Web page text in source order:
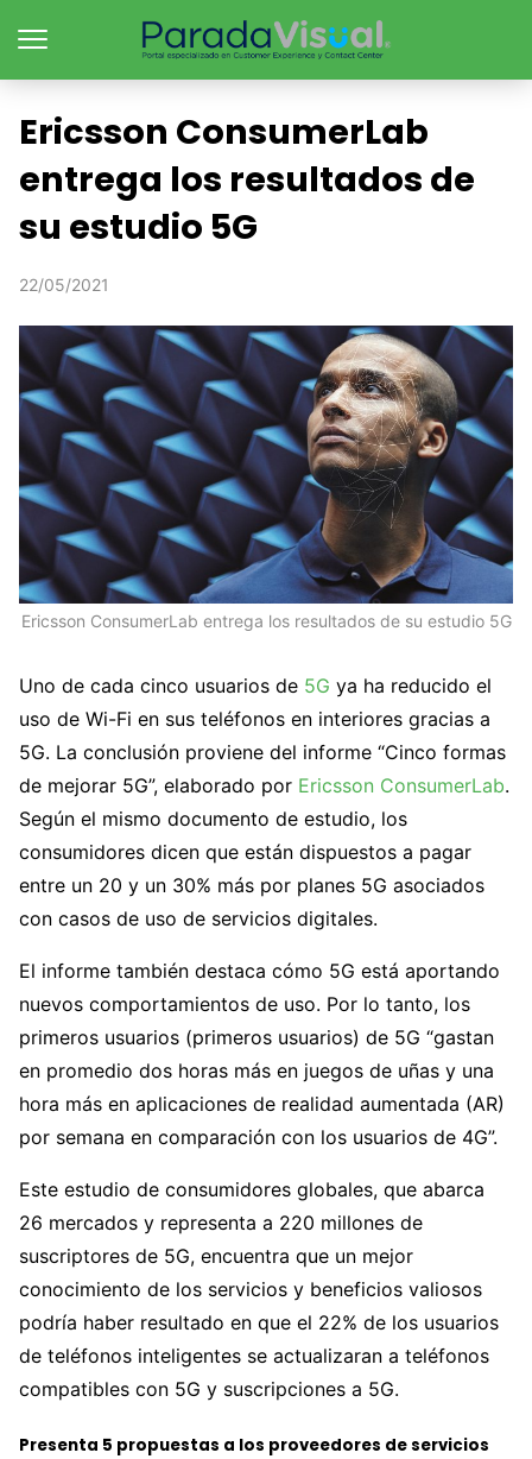
Ericsson ConsumerLab
entrega los resultados de
su estudio 5G
22/05/2021
Ericsson ConsumerLab entrega los resultados de su estudio 5G
Uno de cada cinco usuarios de 5G ya ha reducido el
uso de Wi-Fi en sus teléfonos en interiores gracias a
5G. La conclusión proviene del informe “Cinco formas
de mejorar 5G”, elaborado por Ericsson ConsumerLab.
Según el mismo documento de estudio, los
consumidores dicen que están dispuestos a pagar
entre un 20 y un 30% más por planes 5G asociados
con casos de uso de servicios digitales.
El informe también destaca cómo 5G está aportando
nuevos comportamientos de uso. Por lo tanto, los
primeros usuarios (primeros usuarios) de 5G “gastan
en promedio dos horas más en juegos de uñas y una
hora más en aplicaciones de realidad aumentada (AR)
por semana en comparación con los usuarios de 4G”.
Este estudio de consumidores globales, que abarca
26 mercados y representa a 220 millones de
suscriptores de 5G, encuentra que un mejor
conocimiento de los servicios y beneficios valiosos
podría haber resultado en que el 22% de los usuarios
de teléfonos inteligentes se actualizaran a teléfonos
compatibles con 5G y suscripciones a 5G.
Presenta 5 propuestas a los proveedores de servicios